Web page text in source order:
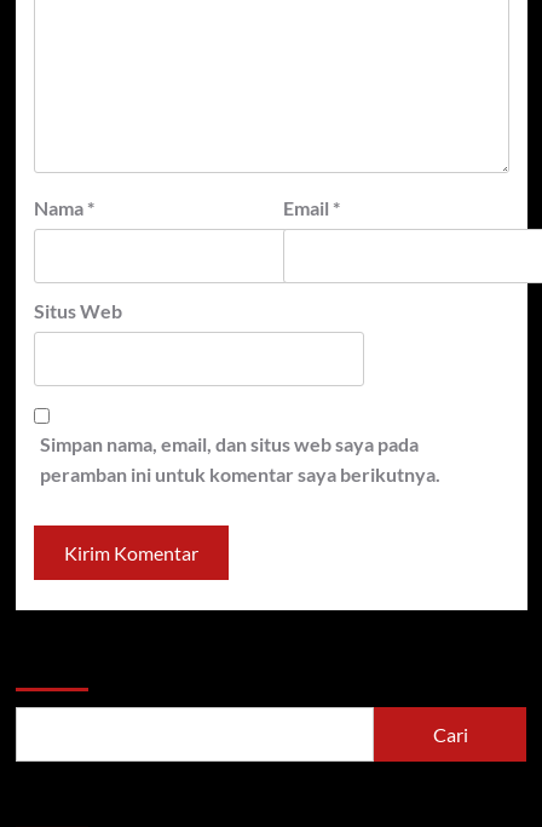
Nama * Email *
Situs Web
Simpan nama, email, dan situs web saya pada
peramban ini untuk komentar saya berikutnya.
Cari